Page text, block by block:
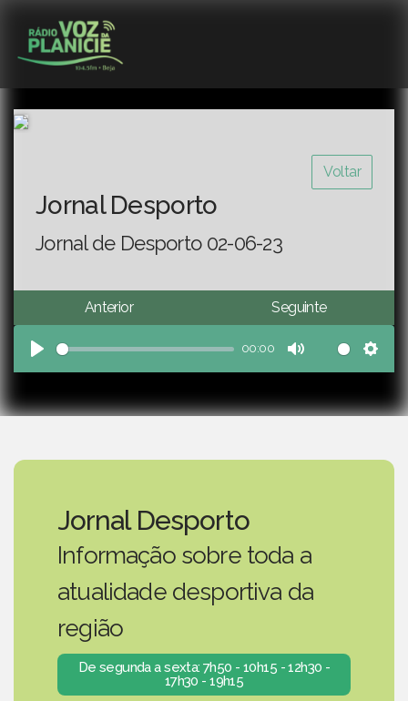
Voltar
Jornal Desporto
Jornal de Desporto 02-06-23
Anterior Seguinte
Play
00:00
Mute
Jornal Desporto
Informação sobre toda a
atualidade desportiva da
região
De segunda a sexta: 7h50 - 10h15 - 12h30 -
17h30 - 19h15